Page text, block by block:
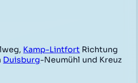
Kamp-Lintfort Richtung
Duisburg-Neumühl und Kreuz